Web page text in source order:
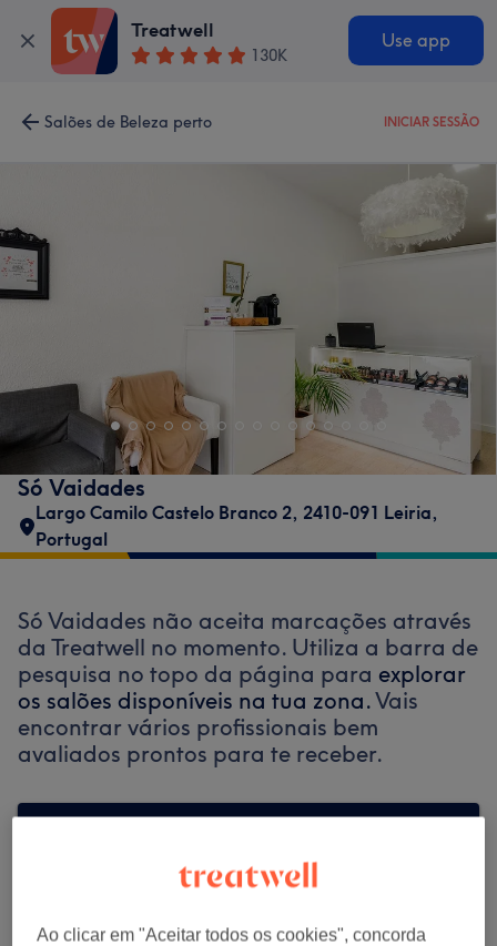
Treatwell
130K
Use app
Salões de Beleza perto INICIAR SESSÃO
Só Vaidades
Largo Camilo Castelo Branco 2, 2410-091 Leiria,
Portugal
Só Vaidades não aceita marcações através
da Treatwell no momento. Utiliza a barra de
pesquisa no topo da página para explorar
os salões disponíveis na tua zona.Vais
encontrar vários profissionais bem
avaliados prontos para te receber.
Ao clicar em "Aceitar todos os cookies", concorda